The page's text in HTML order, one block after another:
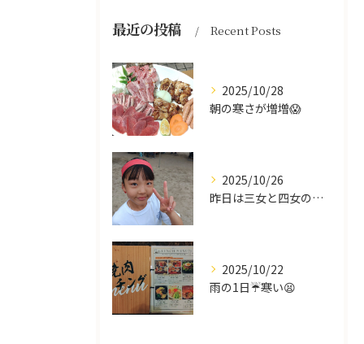
最近の投稿 Recent Posts
2025/10/28
朝の寒さが増増😱
2025/10/26
昨日は三女と四女の運動会🥰
2025/10/22
雨の1日☔寒い😫